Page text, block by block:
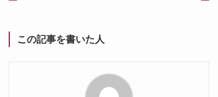
この記事を書いた人